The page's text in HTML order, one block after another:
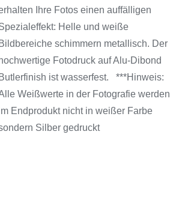
Ihre Fotos einen auffälligen
Helle und weiße
Bildbereiche schimmern metallisch. Der
hochwertige Fotodruck auf Alu-Dibond
Butlerfinish ist wasserfest. ***Hinweis:
Weißwerte in der Fotografie werden
Endprodukt nicht in weißer Farbe
Silber gedruckt